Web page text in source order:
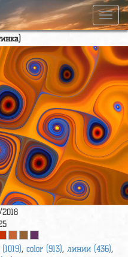
, color (913), линии (436),